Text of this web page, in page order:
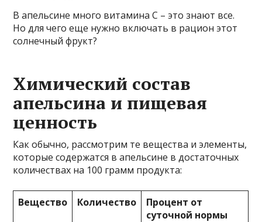
В апельсине много витамина C – это знают все.
Но для чего еще нужно включать в рацион этот
солнечный фрукт?
Химический состав
апельсина и пищевая
ценность
Как обычно, рассмотрим те вещества и элементы,
которые содержатся в апельсине в достаточных
количествах на 100 грамм продукта:
Вещество Количество
Процент от
суточной нормы